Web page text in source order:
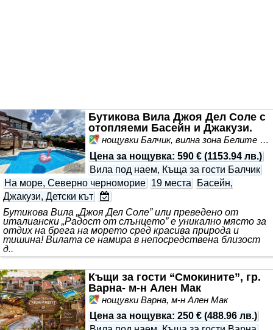
Бутикова Вила Джоя Дел Соле с
отопляеми Басейн и Джакузи.
нощувки Балчик, вилна зона Белите Скали
Цена за нощувка: 590 € (1153.94 лв.)
Вила под наем, Къща за гости Балчик
На море, Северно черноморие 19 места
Басейн,
Джакузи, Детски кът
Бутикова Вила „Джоя Дел Соле” или преведено от
италиански „Радост от слънцето” е уникално място за
отдих на брега на морето сред красива природа и
тишина! Вилата се намира в непосредствена близост
д..
Къщи за гости “Смокините”, гр.
Варна- м-н Ален Мак
нощувки Варна, м-н Ален Мак
Цена за нощувка: 250 € (488.96 лв.)